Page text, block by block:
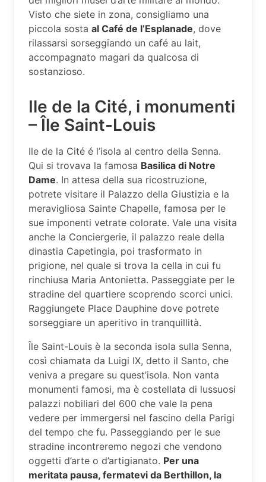
Visto che siete in zona, consigliamo una
piccola sosta al Café de l’Esplanade, dove
rilassarsi sorseggiando un café au lait,
accompagnato magari da qualcosa di
sostanzioso.
Ile de la Cité, i monumenti
– Île Saint-Louis
Ile de la Cité é l’isola al centro della Senna.
Qui si trovava la famosa Basilica di Notre
Dame. In attesa della sua ricostruzione,
potrete visitare il Palazzo della Giustizia e la
meravigliosa Sainte Chapelle, famosa per le
sue imponenti vetrate colorate. Vale una visita
anche la Conciergerie, il palazzo reale della
dinastia Capetingia, poi trasformato in
prigione, nel quale si trova la cella in cui fu
rinchiusa Maria Antonietta. Passeggiate per le
stradine del quartiere scoprendo scorci unici.
Raggiungete Place Dauphine dove potrete
sorseggiare un aperitivo in tranquillità.
Île Saint-Louis è la seconda isola sulla Senna,
così chiamata da Luigi IX, detto il Santo, che
veniva a pregare su quest’isola. Non vanta
monumenti famosi, ma è costellata di lussuosi
palazzi nobiliari del 600 che vale la pena
vedere per immergersi nel fascino della Parigi
del tempo che fu. Passeggiando per le sue
stradine incontreremo negozi che vendono
oggetti d’arte o d’artigianato. Per una
meritata pausa, fermatevi da Berthillon, la